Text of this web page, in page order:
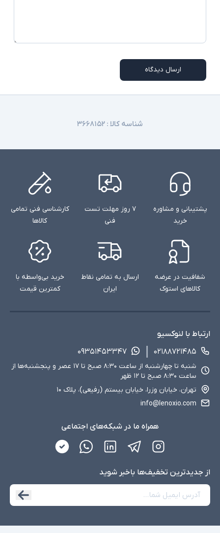
ارسال دیدگاه
شناسه کالا : ۳۶۶۸۱۵۲
پشتیبانی و مشاوره
خرید
۷ روز مهلت تست
فنی
کارشناسی فنی تمامی
کالاها
شفافیت در عرضه
کالاهای استوک
ارسال به تمامی نقاط
ایران
خرید بی‌واسطه با
کمترین قیمت
ارتباط با لنوکسیو
۰۲۱۸۸۷۲۱۴۸۵
۰۹۳۵۱۴۵۳۳۴۷
شنبه تا چهارشنبه از ساعت ۸:۳۰ صبح تا ۱۷ عصر و پنجشنبه‌ها از
ساعت ۸:۳۰ صبح تا ۱۲ ظهر
تهران، خیابان وزرا، خیابان بیستم (رفیعی)، پلاک ۱۰
info@lenoxio.com
همراه ما در شبکه‌های اجتماعی
از جدید‌ترین تخفیف‌ها با‌خبر شوید